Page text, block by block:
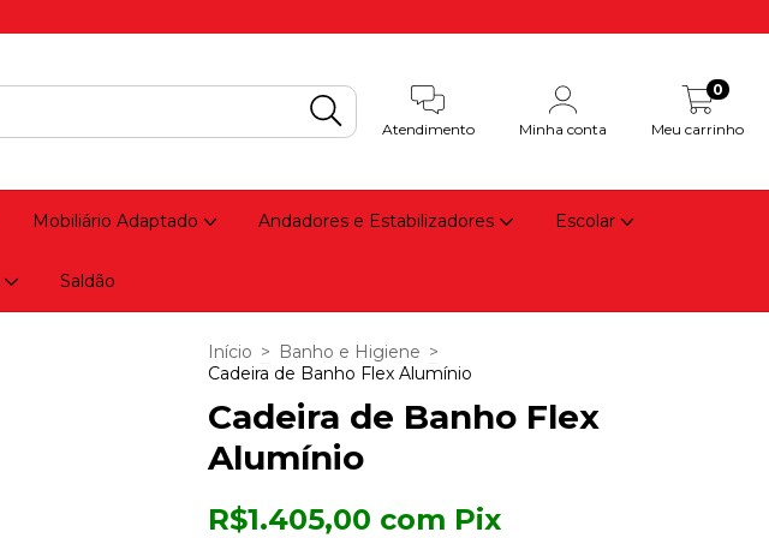
Atendimento Minha conta Meu carrinho
0
Mobiliário Adaptado Andadores e Estabilizadores Escolar
Saldão
Início > Banho e Higiene >
Cadeira de Banho Flex Alumínio
Cadeira de Banho Flex
Alumínio
R$1.405,00 com Pix